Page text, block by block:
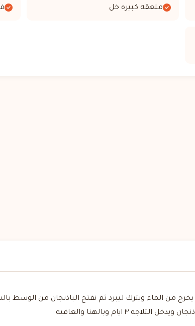
ملعقه كبيره خل
يخرج من الماء ويترك ليبرد ثم نفتح الباذنجان من
٣ ايام وبالهنا والعافيه